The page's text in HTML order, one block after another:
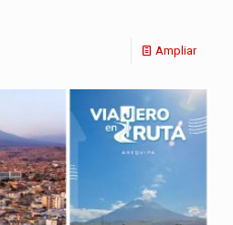
Ampliar